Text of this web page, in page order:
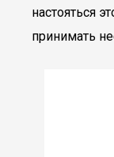
настояться
принимать